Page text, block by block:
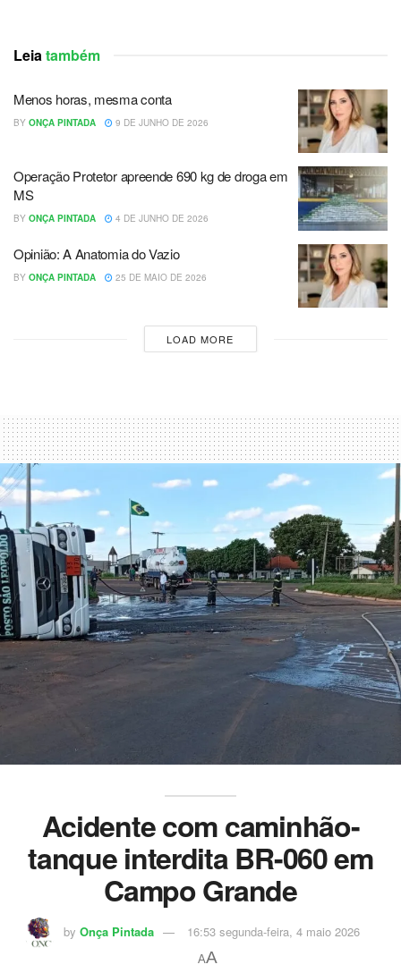
Leiatambém
Menos horas, mesma conta
BY ONÇA PINTADA 9 DE JUNHO DE 2026
Operação Protetor apreende 690 kg de droga em
MS
BY ONÇA PINTADA 4 DE JUNHO DE 2026
Opinião: A Anatomia do Vazio
BY ONÇA PINTADA 25 DE MAIO DE 2026
LOAD MORE
Acidente com caminhão-
tanque interdita BR-060 em
Campo Grande
by Onça Pintada 16:53 segunda-feira, 4 maio 2026
AA